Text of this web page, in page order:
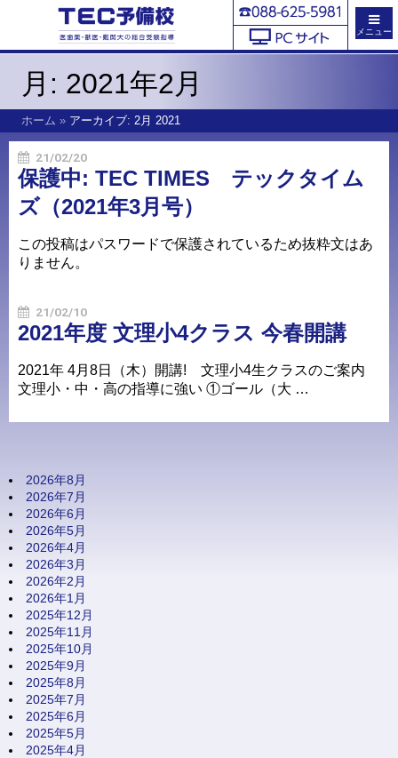
メニュー
月: 2021年2月
ホーム » アーカイブ: 2月 2021
21/02/20
保護中: TEC TIMES テックタイム
ズ（2021年3月号）
この投稿はパスワードで保護されているため抜粋文はあ
りません。
21/02/10
2021年度 文理小4クラス 今春開講
2021年 4月8日（木）開講! 文理小4生クラスのご案内
文理小・中・高の指導に強い ①ゴール（大 …
2026年8月
2026年7月
2026年6月
2026年5月
2026年4月
2026年3月
2026年2月
2026年1月
2025年12月
2025年11月
2025年10月
2025年9月
2025年8月
2025年7月
2025年6月
2025年5月
2025年4月